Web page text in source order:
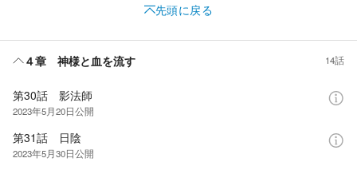
先頭に戻る
４章 神様と血を流す 14話
第30話 影法師
2023年5月20日公開
第31話 日陰
2023年5月30日公開